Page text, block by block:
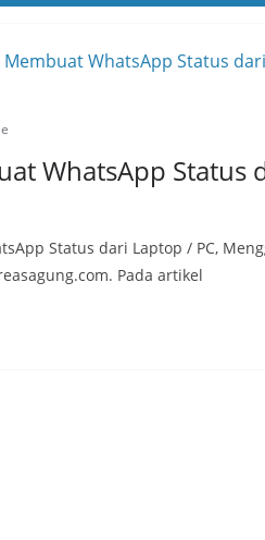
WhatsApp Status
Status dari Laptop / PC,
Pada artikel